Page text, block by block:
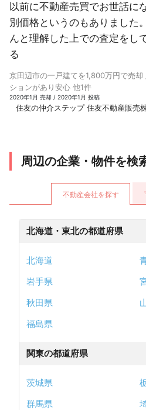
以前に不動産売買でお世話に
別価格というのもありました
んと理解した上での査定をし
る
京田辺市の一戸建てを1,800万円で売
ションがあり安心 他1件
2020年1月 売却 / 2020年1月 投稿
住友の仲介ステップ 住友不動産販売
周辺の企業・物件を検
不動産会社を探す
北海道・東北の都道府県
北海道
岩手県
秋田県
福島県
関東の都道府県
茨城県
群馬県